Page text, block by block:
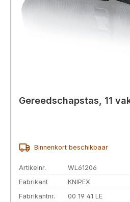
Gereedschapstas, 11
Binnenkort beschikbaar
Artikelnr.
WL61206
Fabrikant
KNIPEX
Fabrikantnr.
00 19 41 LE